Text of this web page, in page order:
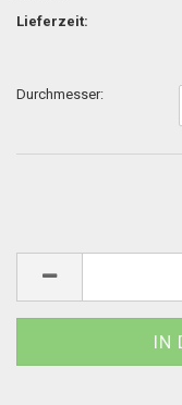
Lieferzeit:
Durchmesser: